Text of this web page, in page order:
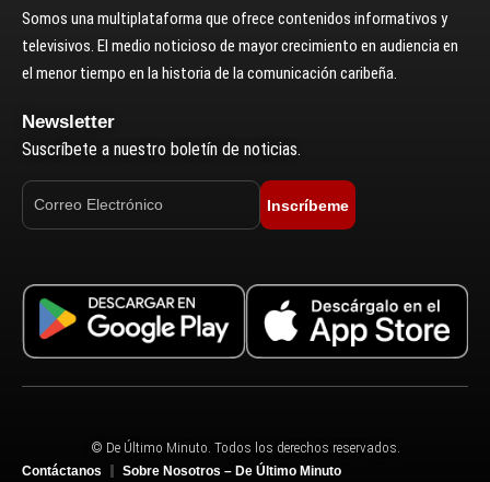
Somos una multiplataforma que ofrece contenidos informativos y
televisivos. El medio noticioso de mayor crecimiento en audiencia en
el menor tiempo en la historia de la comunicación caribeña.
Newsletter
Suscríbete a nuestro boletín de noticias.
Inscríbeme
© De Último Minuto. Todos los derechos reservados.
Contáctanos
Sobre Nosotros – De Último Minuto